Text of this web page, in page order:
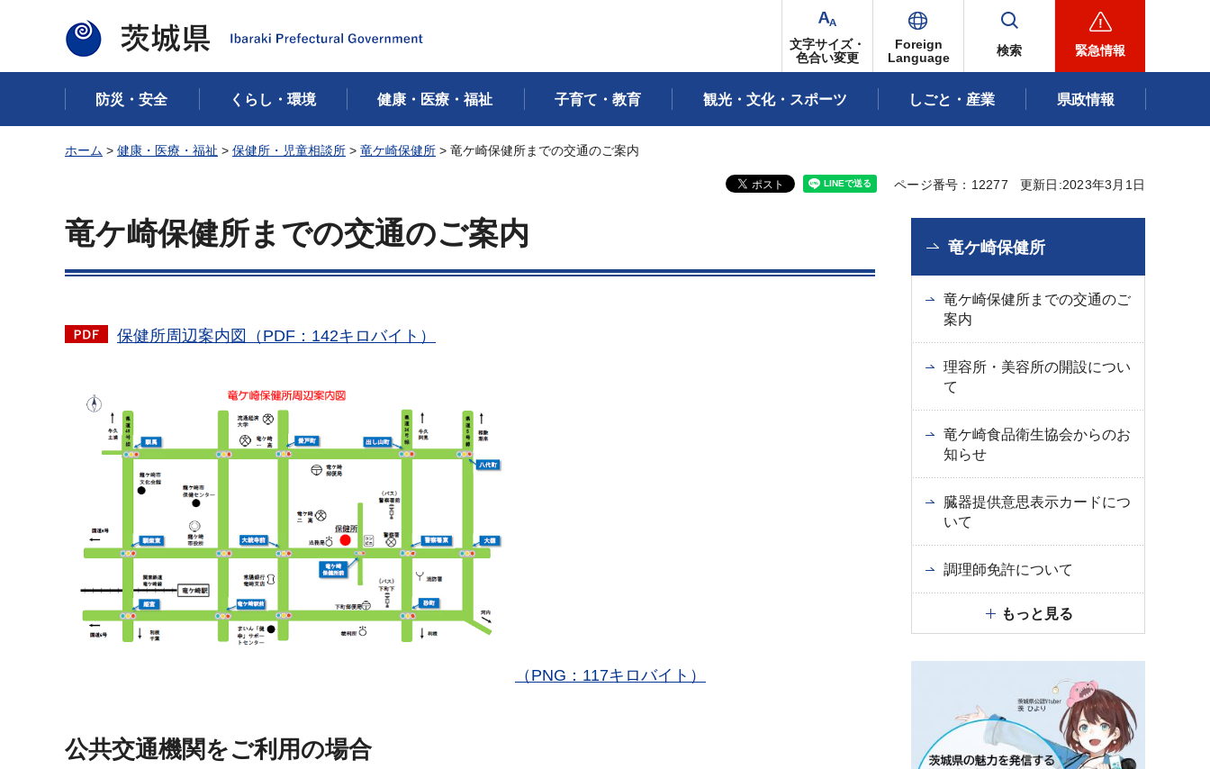
茨城県
文字サイズ・
色合い変更
Foreign
Language
検索 緊急情報
防災・安全 くらし・環境 健康・医療・福祉 子育て・教育 観光・文化・スポーツ しごと・産業 県政情報
ホーム > 健康・医療・福祉 > 保健所・児童相談所 > 竜ケ崎保健所 > 竜ケ崎保健所までの交通のご案内
ページ番号：12277 更新日:2023年3月1日
竜ケ崎保健所までの交通のご案内
保健所周辺案内図（PDF：142キロバイト）
（PNG：117キロバイト）
公共交通機関をご利用の場合
竜ケ崎保健所
竜ケ崎保健所までの交通のご
案内
理容所・美容所の開設につい
て
竜ケ崎食品衛生協会からのお
知らせ
臓器提供意思表示カードにつ
いて
調理師免許について
もっと見る